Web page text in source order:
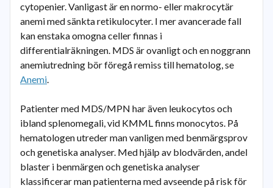
cytopenier. Vanligast är en normo- eller makrocytär
anemi med sänkta retikulocyter. I mer avancerade fall
kan enstaka omogna celler finnas i
differentialräkningen. MDS är ovanligt och en noggrann
anemiutredning bör föregå remiss till hematolog, se
Anemi.
Patienter med MDS/MPN har även leukocytos och
ibland splenomegali, vid KMML finns monocytos. På
hematologen utreder man vanligen med benmärgsprov
och genetiska analyser. Med hjälp av blodvärden, andel
blaster i benmärgen och genetiska analyser
klassificerar man patienterna med avseende på risk för